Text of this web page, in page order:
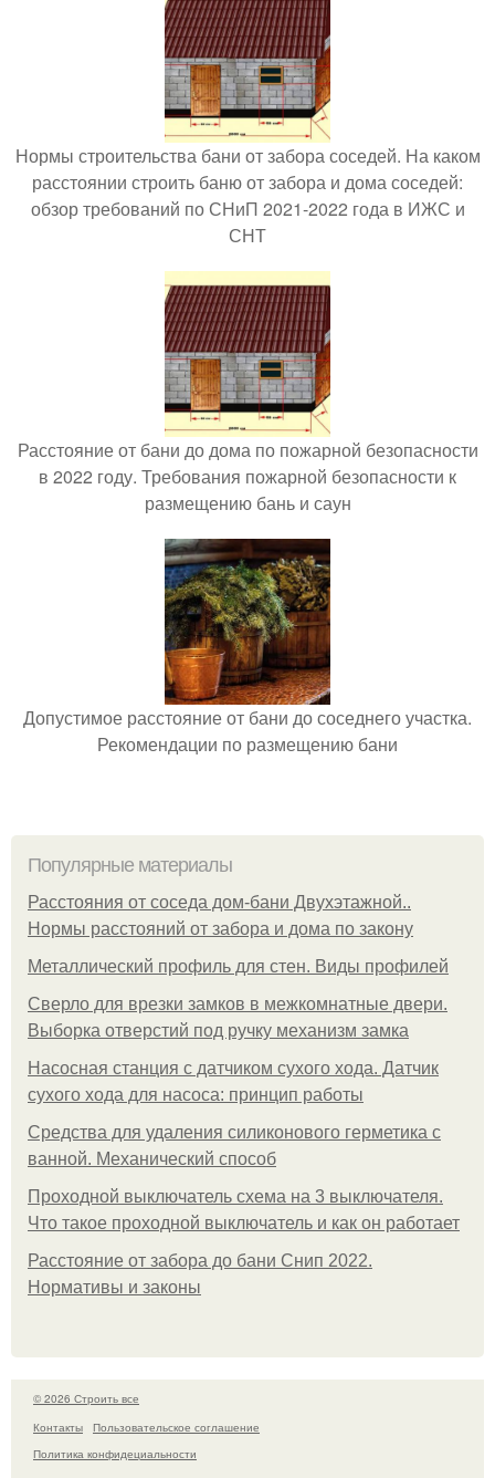
Нормы строительства бани от забора соседей. На каком
расстоянии строить баню от забора и дома соседей:
обзор требований по СНиП 2021-2022 года в ИЖС и
СНТ
Расстояние от бани до дома по пожарной безопасности
в 2022 году. Требования пожарной безопасности к
размещению бань и саун
Допустимое расстояние от бани до соседнего участка.
Рекомендации по размещению бани
Популярные материалы
Расстояния от соседа дом-бани Двухэтажной..
Нормы расстояний от забора и дома по закону
Металлический профиль для стен. Виды профилей
Сверло для врезки замков в межкомнатные двери.
Выборка отверстий под ручку механизм замка
Насосная станция с датчиком сухого хода. Датчик
сухого хода для насоса: принцип работы
Средства для удаления силиконового герметика с
ванной. Механический способ
Проходной выключатель схема на 3 выключателя.
Что такое проходной выключатель и как он работает
Расстояние от забора до бани Снип 2022.
Нормативы и законы
© 2026 Строить все
Контакты
Пользовательское соглашение
Политика конфидециальности